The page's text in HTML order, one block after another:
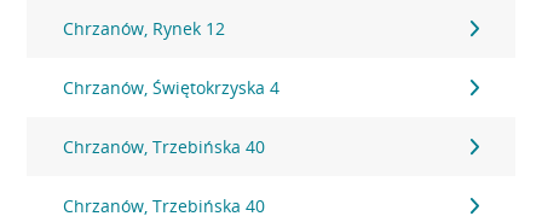
Chrzanów, Rynek 12
Chrzanów, Świętokrzyska 4
Chrzanów, Trzebińska 40
Chrzanów, Trzebińska 40